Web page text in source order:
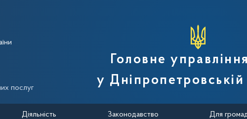
Державної податкової служби
послуг
Головне
у Дніпропетровській
Діяльність Законодавство Для